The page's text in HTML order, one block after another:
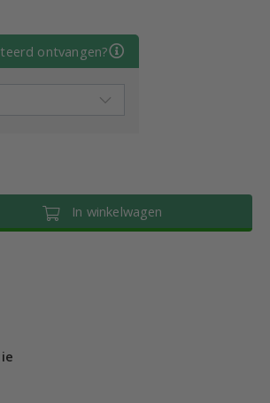
ontvangen?
In winkelwagen